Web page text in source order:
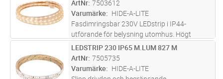
3000K. För effektfull och dold belysning
t.e...läs mer
ArtNr 7503612
Varumärke
HIDE-A-LITE
Fasdimringsbar 230V LEDstrip i IP44-
utförande för belysning utomhus. Högt
ljusflöde och mycket god färgåtergivning,
RA>90, två färgtemperaturer, 2100K och
3000K. För effektfull och dold belysning
t.e...läs mer
M Lägg i kundvagn
LEDSTRIP 230 IP65 M.LUM 827 M
ArtNr 7505735
Varumärke
HIDE-A-LITE